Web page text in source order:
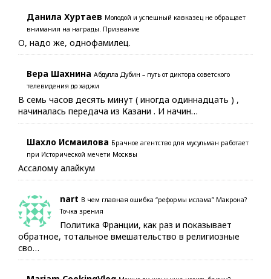
Данила Хуртаев Молодой и успешный кавказец не обращает
внимания на награды. Призвание
О, надо же, однофамилец.
Вера Шахнина Абдулла Дубин – путь от диктора советского
телевидения до хаджи
В семь часов десять минут ( иногда одиннадцать ) ,
начиналась передача из Казани . И начин…
Шахло Исмаилова Брачное агентство для мусульман работает
при Исторической мечети Москвы
Ассалому алайкум
nart В чем главная ошибка “реформы ислама” Макрона?
Точка зрения
Политика Франции, как раз и показывает
обратное, тотальное вмешательство в религиозные
сво…